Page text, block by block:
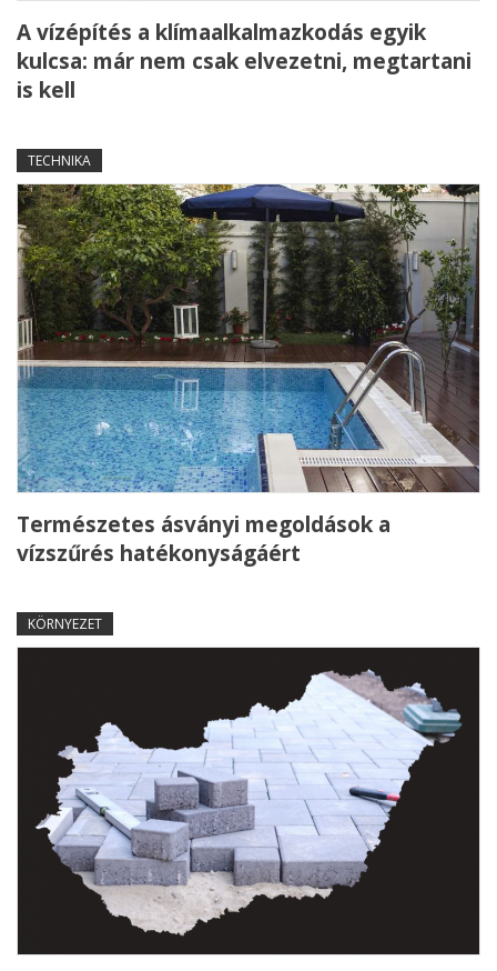
A vízépítés a klímaalkalmazkodás egyik
kulcsa: már nem csak elvezetni, megtartani
is kell
TECHNIKA
Természetes ásványi megoldások a
vízszűrés hatékonyságáért
KÖRNYEZET